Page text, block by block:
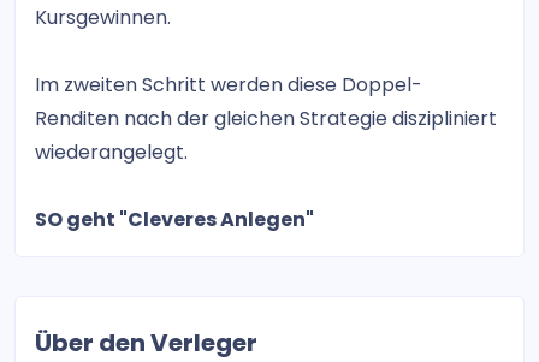
Kursgewinnen.
Im zweiten Schritt werden diese Doppel-
Renditen nach der gleichen Strategie diszipliniert
wiederangelegt.
SO geht "Cleveres Anlegen"
Über den Verleger